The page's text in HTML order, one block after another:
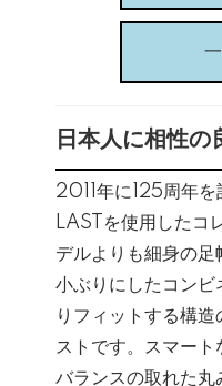
日本人に相性の
2011年に125周年
LASTを使用したコ
デルよりも細身の
小ぶりにしたコンビ
りフィットする構
ストです。スマート
バランスの取れた丸